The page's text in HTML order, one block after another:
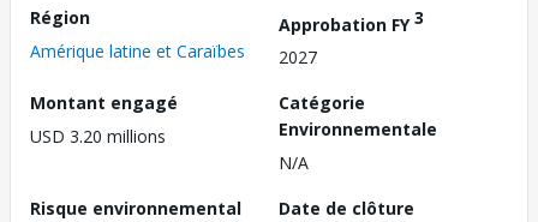
Région
Amérique latine et Caraïbes
Approbation FY3
2027
Montant engagé
USD 3.20 millions
Catégorie
Environnementale
N/A
Risque environnemental
Date de clôture